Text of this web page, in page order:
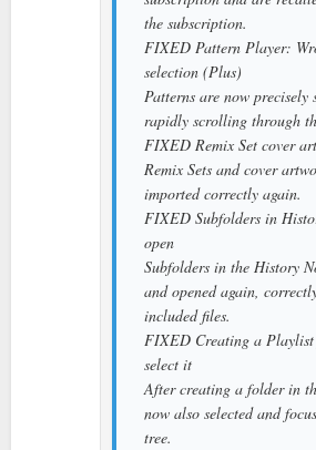
the subscription.
FIXED Pattern Player:
selection (Plus)
Patterns are now precisely
rapidly scrolling through
FIXED Remix Set cover
Remix Sets and cover
imported correctly again.
FIXED Subfolders in
open
Subfolders in the History
and opened again,
included files.
FIXED Creating a Playlist
select it
After creating a folder in
now also selected and
tree.